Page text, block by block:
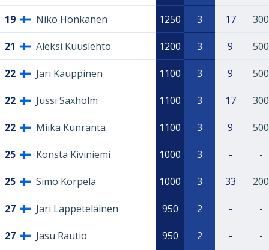
19 Niko Honkanen 1250 3 17 300
21 Aleksi Kuuslehto 1200 3 9 500
22 Jari Kauppinen 1100 3 9 500
22 Jussi Saxholm 1100 3 17 300
22 Miika Kunranta 1100 3 9 500
25 Konsta Kiviniemi 1000 3 - -
25 Simo Korpela 1000 3 33 200
27 Jari Lappeteläinen 950 2 - -
27 Jasu Rautio 950 2 - -